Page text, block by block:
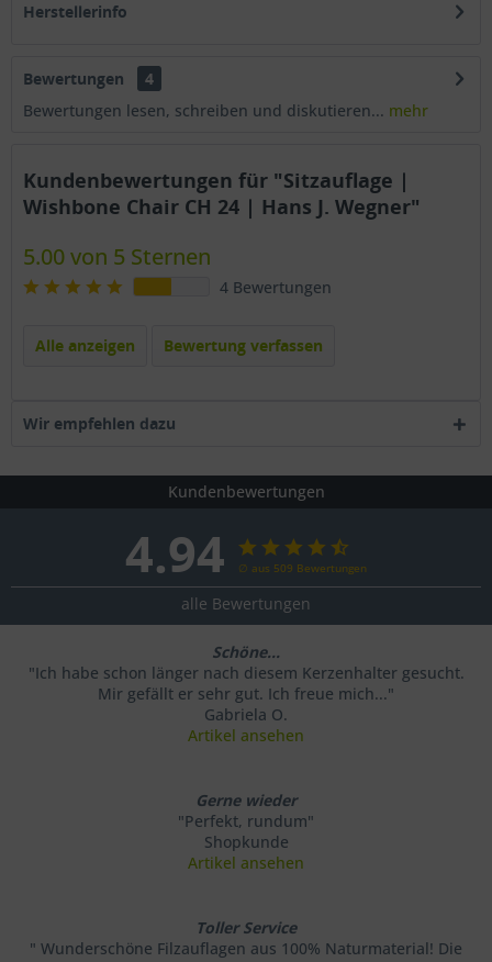
Herstellerinfo
Bewertungen
4
Bewertungen lesen, schreiben und diskutieren... mehr
Kundenbewertungen für "Sitzauflage |
Wishbone Chair CH 24 | Hans J. Wegner"
5.00 von 5 Sternen
4 Bewertungen
Alle anzeigen Bewertung verfassen
Wir empfehlen dazu
Kundenbewertungen
4.94 ∅ aus 509 Bewertungen
alle Bewertungen
Schöne...
"Ich habe schon länger nach diesem Kerzenhalter gesucht.
Mir gefällt er sehr gut. Ich freue mich..."
Gabriela O.
Artikel ansehen
Gerne wieder
"Perfekt, rundum"
Shopkunde
Artikel ansehen
Toller Service
" Wunderschöne Filzauflagen aus 100% Naturmaterial! Die